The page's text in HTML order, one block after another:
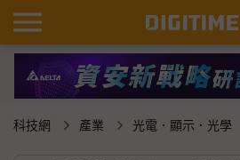
科技網 產業 光電．顯示．光學